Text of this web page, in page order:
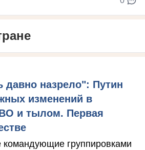
давно назрело": Путин
изменений в
и тылом. Первая
группировками